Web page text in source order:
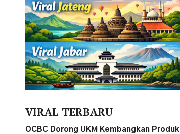
VIRAL TERBARU
OCBC Dorong UKM Kembangkan Produk